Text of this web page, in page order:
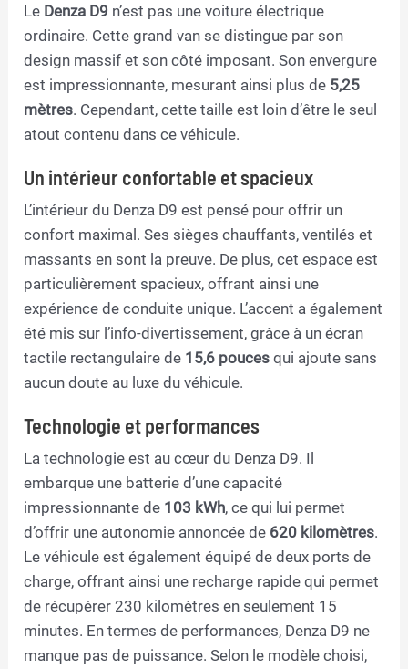
Le Denza D9 n’est pas une voiture électrique
ordinaire. Cette grand van se distingue par son
design massif et son côté imposant. Son envergure
est impressionnante, mesurant ainsi plus de 5,25
mètres. Cependant, cette taille est loin d’être le seul
atout contenu dans ce véhicule.
Un intérieur confortable et spacieux
L’intérieur du Denza D9 est pensé pour offrir un
confort maximal. Ses sièges chauffants, ventilés et
massants en sont la preuve. De plus, cet espace est
particulièrement spacieux, offrant ainsi une
expérience de conduite unique. L’accent a également
été mis sur l’info-divertissement, grâce à un écran
tactile rectangulaire de 15,6 pouces qui ajoute sans
aucun doute au luxe du véhicule.
Technologie et performances
La technologie est au cœur du Denza D9. Il
embarque une batterie d’une capacité
impressionnante de 103 kWh, ce qui lui permet
d’offrir une autonomie annoncée de 620 kilomètres.
Le véhicule est également équipé de deux ports de
charge, offrant ainsi une recharge rapide qui permet
de récupérer 230 kilomètres en seulement 15
minutes. En termes de performances, Denza D9 ne
manque pas de puissance. Selon le modèle choisi,